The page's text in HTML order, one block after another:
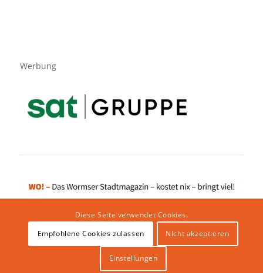
Werbung
Impressum|Datenschutzerklärung|Website von klicklabor.de |
Diese Seite verwendet Cookies.
Empfohlene Cookies zulassen
NIcht akzeptieren
Einstellungen